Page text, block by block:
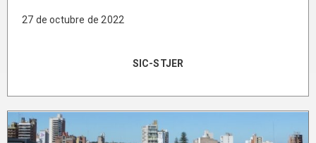
27 de octubre de 2022
SIC-STJER